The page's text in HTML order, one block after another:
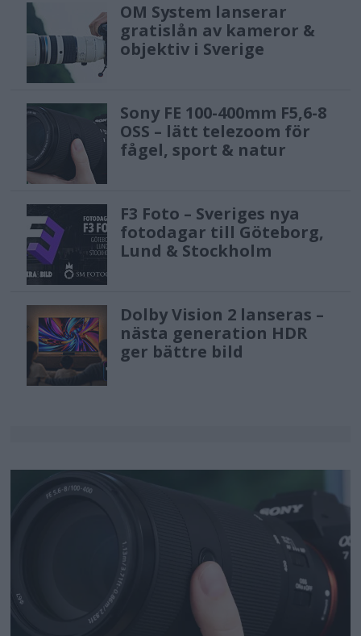
OM System lanserar
gratislån av kameror &
objektiv i Sverige
Sony FE 100-400mm F5,6-8
OSS – lätt telezoom för
fågel, sport & natur
F3 Foto – Sveriges nya
fotodagar till Göteborg,
Lund & Stockholm
Dolby Vision 2 lanseras –
nästa generation HDR
ger bättre bild